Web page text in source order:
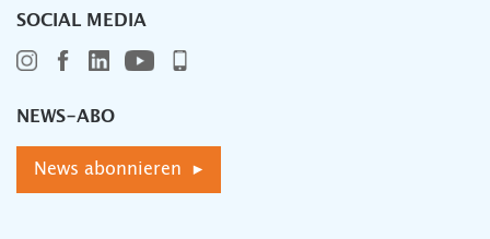
SOCIAL MEDIA
NEWS-ABO
News abonnieren ▸